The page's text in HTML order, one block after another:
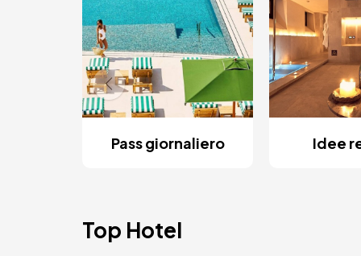
Pass giornaliero Idee
Top Hotel